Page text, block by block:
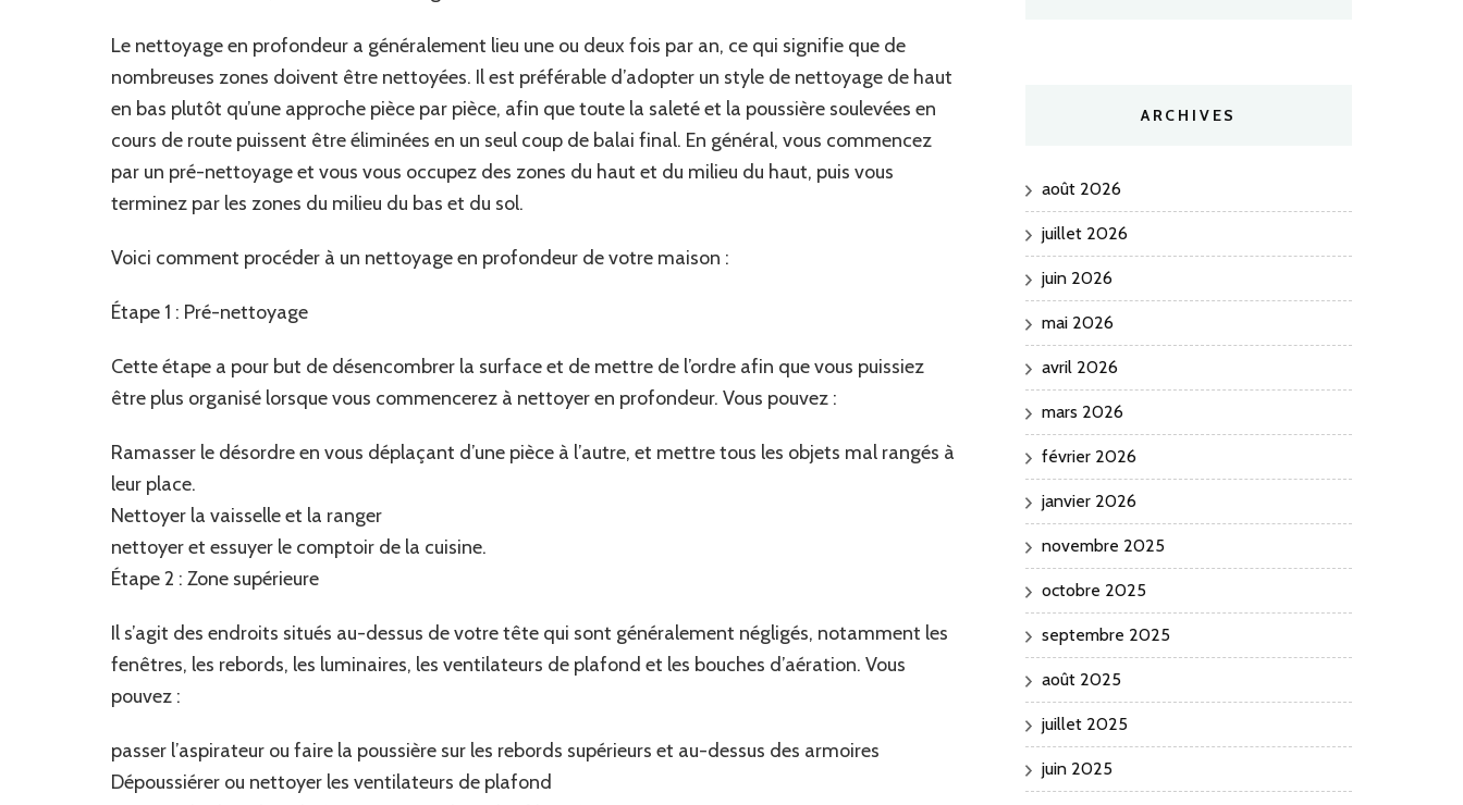
Le nettoyage en profondeur a généralement lieu une ou deux fois par an, ce qui signifie que de
nombreuses zones doivent être nettoyées. Il est préférable d’adopter un style de nettoyage de haut
en bas plutôt qu’une approche pièce par pièce, afin que toute la saleté et la poussière soulevées en
cours de route puissent être éliminées en un seul coup de balai final. En général, vous commencez
par un pré-nettoyage et vous vous occupez des zones du haut et du milieu du haut, puis vous
terminez par les zones du milieu du bas et du sol.
Voici comment procéder à un nettoyage en profondeur de votre maison :
Étape 1 : Pré-nettoyage
Cette étape a pour but de désencombrer la surface et de mettre de l’ordre afin que vous puissiez
être plus organisé lorsque vous commencerez à nettoyer en profondeur. Vous pouvez :
Ramasser le désordre en vous déplaçant d’une pièce à l’autre, et mettre tous les objets mal rangés à
leur place.
Nettoyer la vaisselle et la ranger
nettoyer et essuyer le comptoir de la cuisine.
Étape 2 : Zone supérieure
Il s’agit des endroits situés au-dessus de votre tête qui sont généralement négligés, notamment les
fenêtres, les rebords, les luminaires, les ventilateurs de plafond et les bouches d’aération. Vous
pouvez :
passer l’aspirateur ou faire la poussière sur les rebords supérieurs et au-dessus des armoires
Dépoussiérer ou nettoyer les ventilateurs de plafond
ARCHIVES
août 2026
juillet 2026
juin 2026
mai 2026
avril 2026
mars 2026
février 2026
janvier 2026
novembre 2025
octobre 2025
septembre 2025
août 2025
juillet 2025
juin 2025